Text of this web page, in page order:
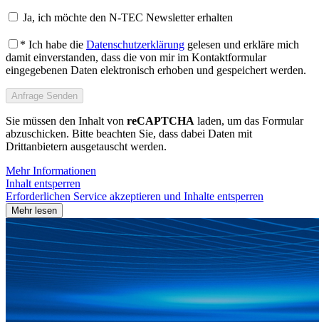
Ja, ich möchte den N-TEC Newsletter erhalten
* Ich habe die Datenschutzerklärung gelesen und erkläre mich
damit einverstanden, dass die von mir im Kontaktformular
eingegebenen Daten elektronisch erhoben und gespeichert werden.
Sie müssen den Inhalt von reCAPTCHA laden, um das Formular
abzuschicken. Bitte beachten Sie, dass dabei Daten mit
Drittanbietern ausgetauscht werden.
Mehr Informationen
Inhalt entsperren
Erforderlichen Service akzeptieren und Inhalte entsperren
Mehr lesen